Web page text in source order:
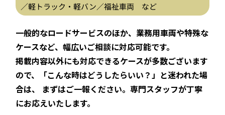
／軽トラック・軽バン／福祉車両 など
一般的なロードサービスのほか、業務用車両や特殊な
ケースなど、幅広いご相談に対応可能です。
掲載内容以外にも対応できるケースが多数ございます
ので、「こんな時はどうしたらいい？」と迷われた場
合は、
まずはご一報ください。専門スタッフが丁寧
にお応えいたします。